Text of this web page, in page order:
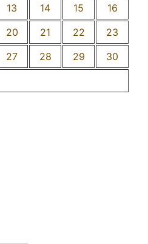
13 14 15
16
20 21 22
23
27 28 29
30